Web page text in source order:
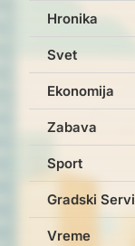
Hronika
Svet
Ekonomija
Zabava
Sport
Gradski
Vreme